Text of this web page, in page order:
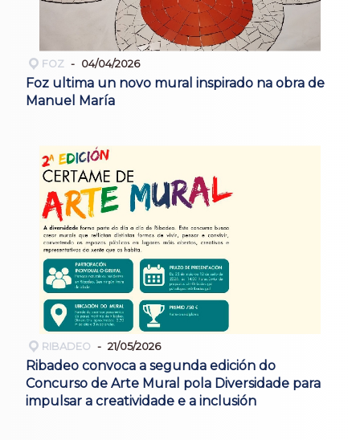
FOZ 04/04/2026
Foz ultima un novo mural inspirado na obra de
Manuel María
RIBADEO 21/05/2026
Ribadeo convoca a segunda edición do
Concurso de Arte Mural pola Diversidade para
impulsar a creatividade e a inclusión